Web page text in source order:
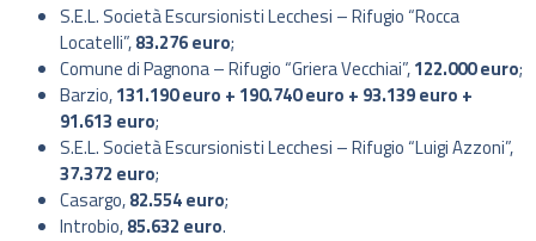
S.E.L. Società Escursionisti Lecchesi – Rifugio “Rocca
Locatelli”,83.276 euro;
Comune di Pagnona – Rifugio “Griera Vecchiai”,122.000 euro;
Barzio,131.190 euro + 190.740 euro + 93.139 euro +
91.613 euro;
S.E.L. Società Escursionisti Lecchesi – Rifugio “Luigi Azzoni”,
37.372 euro;
Casargo,82.554 euro;
Introbio,85.632 euro.